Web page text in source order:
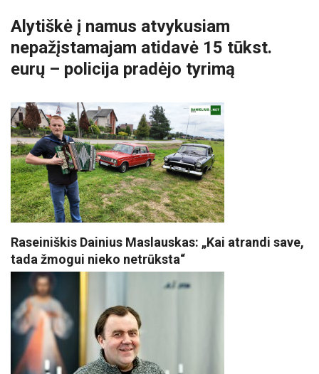
Alytiškė į namus atvykusiam
nepažįstamajam atidavė 15 tūkst.
eurų – policija pradėjo tyrimą
Raseiniškis Dainius Maslauskas: „Kai atrandi save,
tada žmogui nieko netrūksta“